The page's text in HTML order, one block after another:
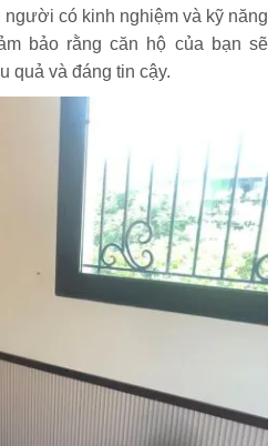
có kinh nghiệm và kỹ năng
bảo rằng căn hộ của bạn sẽ
quả và đáng tin cậy.